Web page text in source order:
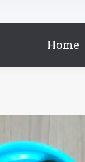
Home